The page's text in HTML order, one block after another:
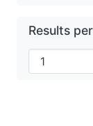
Results